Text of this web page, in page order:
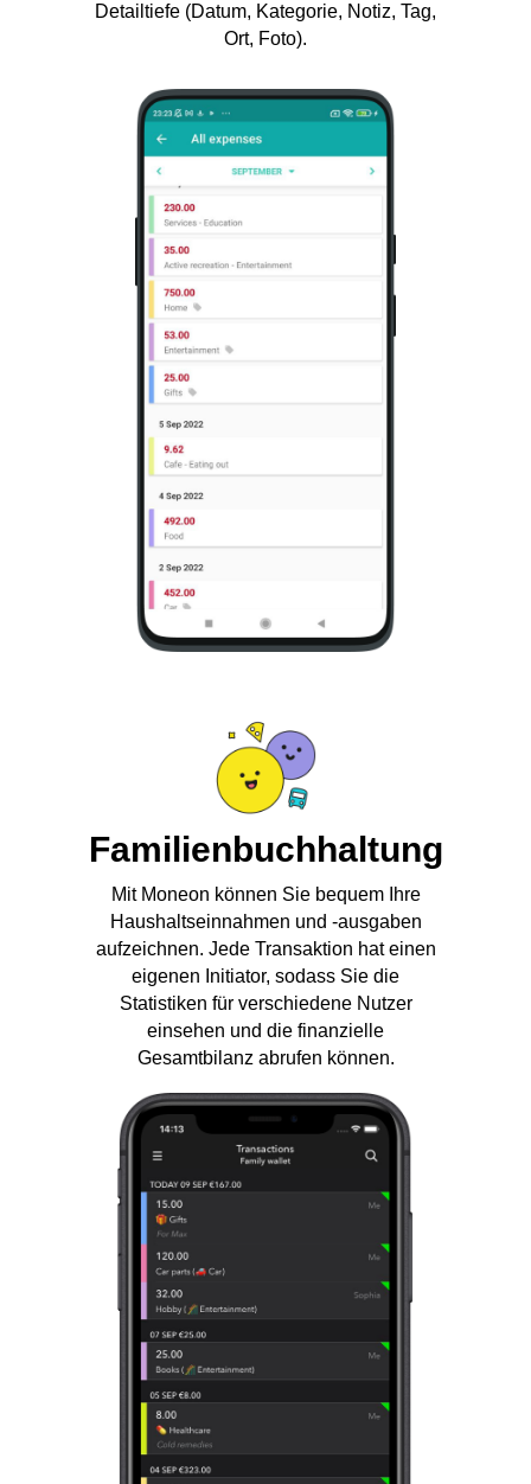
Detailtiefe (Datum, Kategorie, Notiz, Tag,
Ort, Foto).
Mit Moneon können Sie bequem Ihre
Haushaltseinnahmen und -ausgaben
aufzeichnen. Jede Transaktion hat einen
eigenen Initiator, sodass Sie die
Statistiken für verschiedene Nutzer
einsehen und die finanzielle
Gesamtbilanz abrufen können.
Familienbuchhaltung